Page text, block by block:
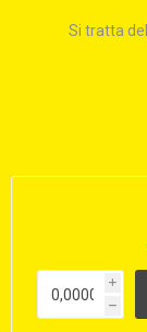
Si tratta
i
h